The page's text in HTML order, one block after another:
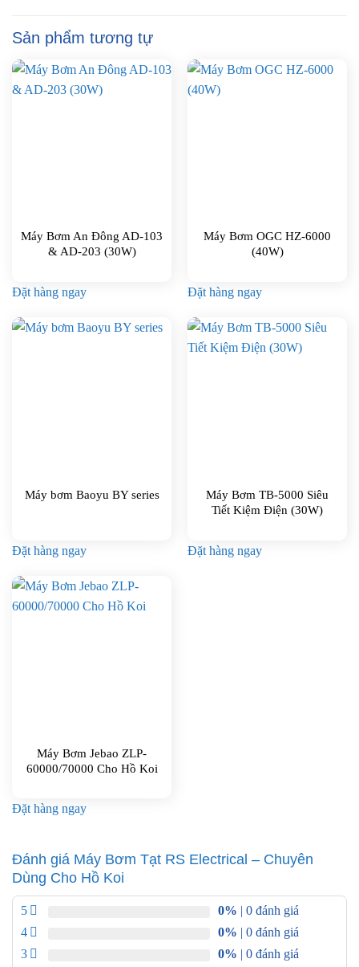
Sản phẩm tương tự
Máy Bơm An Đông AD-103
& AD-203 (30W)
Đặt hàng ngay
Máy Bơm OGC HZ-6000
(40W)
Đặt hàng ngay
Máy bơm Baoyu BY series
Đặt hàng ngay
Máy Bơm TB-5000 Siêu
Tiết Kiệm Điện (30W)
Đặt hàng ngay
Máy Bơm Jebao ZLP-
60000/70000 Cho Hồ Koi
Đặt hàng ngay
Đánh giá Máy Bơm Tạt RS Electrical – Chuyên
Dùng Cho Hồ Koi
5 0% | 0 đánh giá
4
0% | 0 đánh giá
3
0% | 0 đánh giá